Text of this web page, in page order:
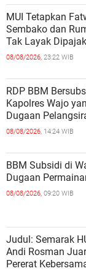
MUI Tetapkan
Sembako dan
Tak Layak
08/08/2026, 23:22 WIB
RDP BBM
Kapolres Wajo
Dugaan
ada Pembiaran
08/08/2026, 14:24 WIB
BBM Subsidi di
Dugaan
08/08/2026, 09:20 WIB
Judul: Semarak
Andi Rosman
Pererat